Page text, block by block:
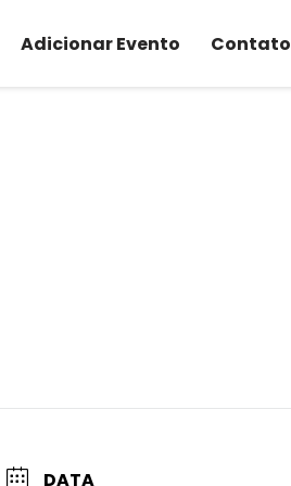
Adicionar Evento Contato
DATA